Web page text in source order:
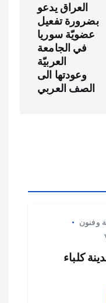
العراق يدعو
بضرورة تفعيل
عضويّة سوريا
في الجامعة
العربيّة
وعودتها الى
الصف العربي
وفنون
كلباء